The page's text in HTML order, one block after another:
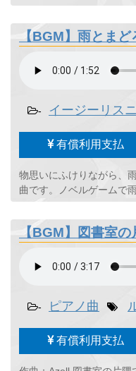
【BGM】雨とまど
- イージーリス
有償利用支払
物思いにふけりながら、
曲です。ノベルゲームで
【BGM】図書室の
- ピアノ曲
有償利用支払